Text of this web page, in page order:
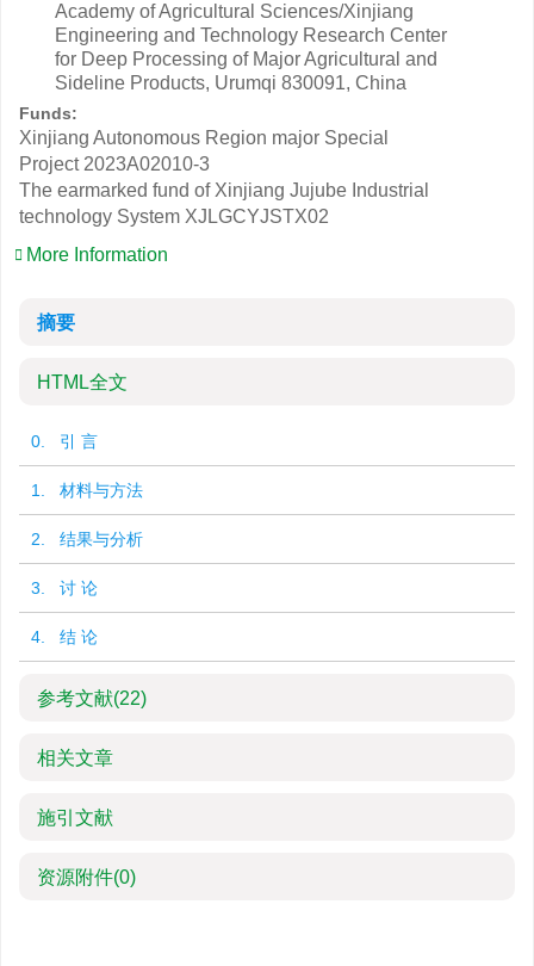
Academy of Agricultural Sciences/Xinjiang
Engineering and Technology Research Center
for Deep Processing of Major Agricultural and
Sideline Products, Urumqi 830091, China
Funds:
Xinjiang Autonomous Region major Special
Project 2023A02010-3
The earmarked fund of Xinjiang Jujube Industrial
technology System XJLGCYJSTX02
More Information
摘要
HTML全文
0. 引 言
1. 材料与方法
2. 结果与分析
3. 讨 论
4. 结 论
参考文献(22)
相关文章
施引文献
资源附件(0)